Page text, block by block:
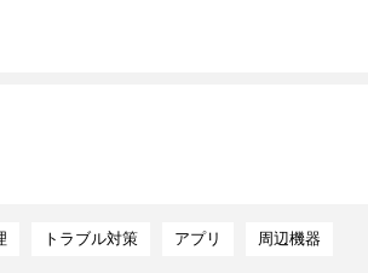
トラブル対策 アプリ 周辺機器